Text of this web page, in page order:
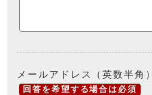
メールアドレス（英数半角）
回答を希望する場合は必須